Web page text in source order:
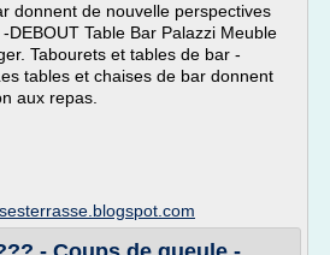
donnent de nouvelle perspectives
DEBOUT Table Bar Palazzi Meuble
Tabourets et tables de bar -
tables et chaises de bar donnent
aux repas.